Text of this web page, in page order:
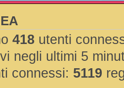
418 utenti
negli ultimi 5
connessi: 5119